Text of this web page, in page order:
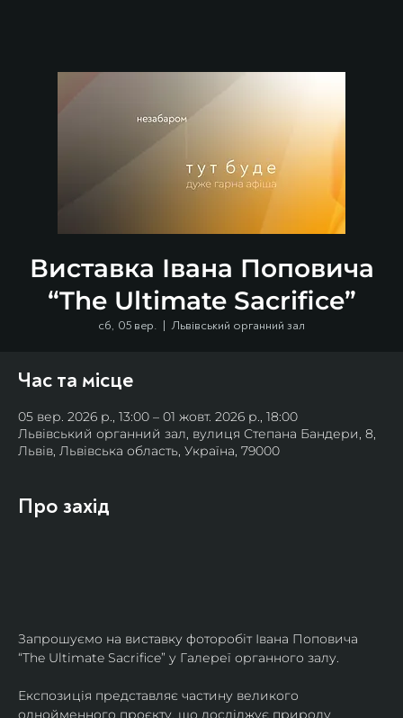
Виставка Івана Поповича
“The Ultimate Sacrifice”
сб, 05 вер.
  |
Львівський органний зал
Час та місце
05 вер. 2026 р., 13:00 – 01 жовт. 2026 р., 18:00
Львівський органний зал, вулиця Степана Бандери, 8,
Львів, Львівська область, Україна, 79000
Про захід
Запрошуємо на виставку фоторобіт Івана Поповича
“The Ultimate Sacrifice” у Галереї органного залу.
Експозиція представляє частину великого
однойменного проєкту, що досліджує природу